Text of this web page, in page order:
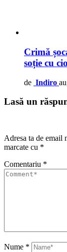
Crimă
soție cu
de Indiro
Lasă un
Adresa ta de email
marcate cu *
Comentariu *
Nume *